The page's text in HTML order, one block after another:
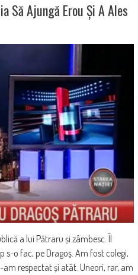
Să Ajungă Erou Și A Ales
a lui Pătraru și zâmbesc. Îl
o fac, pe Dragoș. Am fost colegi,
respectat și atât. Uneori, rar, am